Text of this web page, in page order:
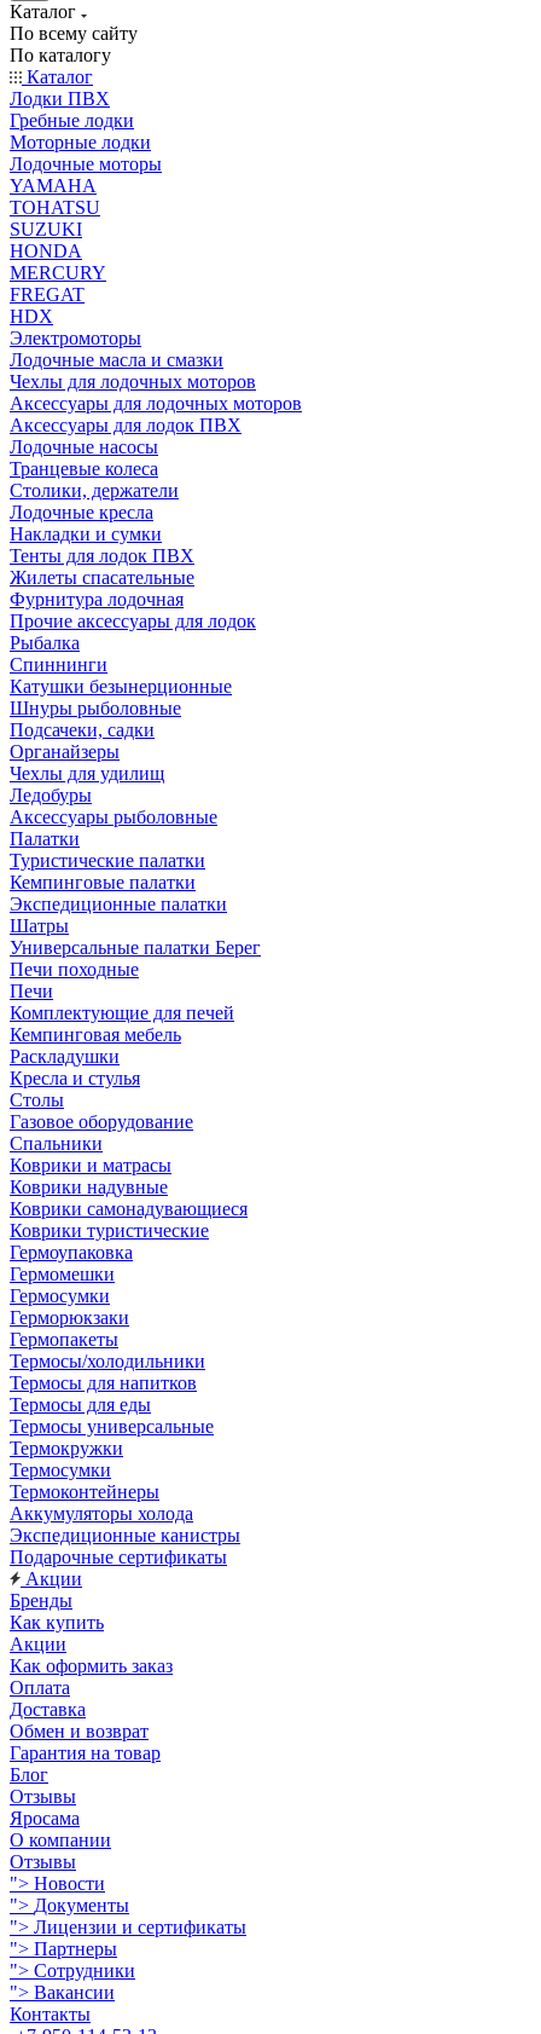
Каталог
По всему сайту
По каталогу
Каталог
Лодки ПВХ
Гребные лодки
Моторные лодки
Лодочные моторы
YAMAHA
TOHATSU
SUZUKI
HONDA
MERCURY
FREGAT
HDX
Электромоторы
Лодочные масла и смазки
Чехлы для лодочных моторов
Аксессуары для лодочных моторов
Аксессуары для лодок ПВХ
Лодочные насосы
Транцевые колеса
Столики, держатели
Лодочные кресла
Накладки и сумки
Тенты для лодок ПВХ
Жилеты спасательные
Фурнитура лодочная
Прочие аксессуары для лодок
Рыбалка
Спиннинги
Катушки безынерционные
Шнуры рыболовные
Подсачеки, садки
Органайзеры
Чехлы для удилищ
Ледобуры
Аксессуары рыболовные
Палатки
Туристические палатки
Кемпинговые палатки
Экспедиционные палатки
Шатры
Универсальные палатки Берег
Печи походные
Печи
Комплектующие для печей
Кемпинговая мебель
Раскладушки
Кресла и стулья
Столы
Газовое оборудование
Спальники
Коврики и матрасы
Коврики надувные
Коврики самонадувающиеся
Коврики туристические
Гермоупаковка
Гермомешки
Гермосумки
Герморюкзаки
Гермопакеты
Термосы/холодильники
Термосы для напитков
Термосы для еды
Термосы универсальные
Термокружки
Термосумки
Термоконтейнеры
Аккумуляторы холода
Экспедиционные канистры
Подарочные сертификаты
Акции
Бренды
Как купить
Акции
Как оформить заказ
Оплата
Доставка
Обмен и возврат
Гарантия на товар
Блог
Отзывы
Яросама
О компании
Отзывы
"> Новости
"> Документы
"> Лицензии и сертификаты
"> Партнеры
"> Сотрудники
"> Вакансии
Контакты